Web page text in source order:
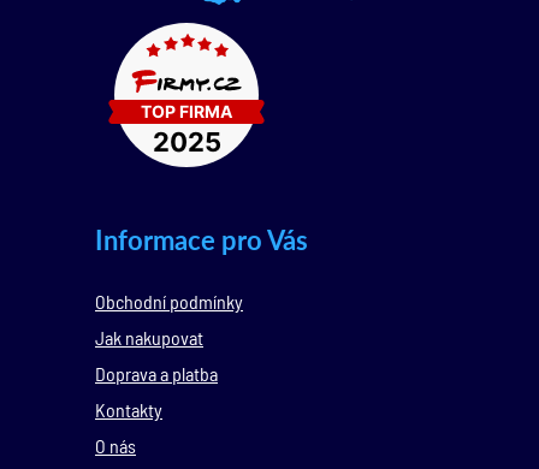
Informace pro Vás
Obchodní podmínky
Jak nakupovat
Doprava a platba
Kontakty
O nás